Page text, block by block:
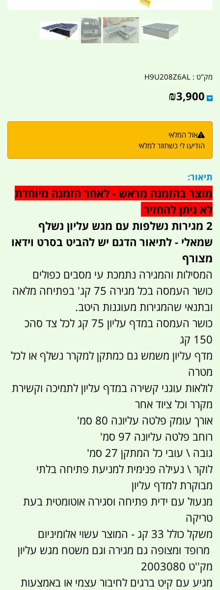
מק"ט : H9U208Z6AL
₪3,900
אזל המלאי
הודיעו לי כשחוזר למלאי
תיאור:
מוצר בהזמנה מראש - לאחר הזמנה מיוחדת
לא ניתן להחזיר
2 מגירות נשלפות עם מגש עליון נשלף
שמאלי - לתיאור הדגם יש להביט בסרט וידאו
מצורף
המסילות והמגירה נתמכת עי מסבים כפולים
כושר העמסה בכל מגירה 75 קג' בפתיחה מלאה
ובתנאי שהמגירות מעוגנות היטב.
כושר העמסה במדף עליון 75 קג לכל צד סהכ
150 קג
מדף עליון משמש גם כמתקן למקרר נשלף או לכל
מטרה
לולאות עוגני קשירה במדף עליון לתמיכה וקשירת
מקרר וכל ציוד אחר
אורך עומק פלטה עליונה 80 סמ'
רוחב פלטה עליונה 97 סמ'
גובה \ עובי כל המתקן 27 סמ'
לוקר \ נעילה פנימית למניעת פתיחה בלתי
מבוקרת למדף עליון
מנעול עם ידית פתיחה וסגירה אוטומטית בעת
טריקה
משקל כולל 33 קג - המוצר עשוי אלומיניום
מרופד ומצופה גם מגירה וגם משטח מגש עליון
מק''ט 2003080
מגיע עם קיט ברגים לחיבור עצמי או באמצעות